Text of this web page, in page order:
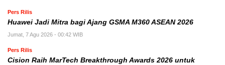
Pers Rilis
Huawei Jadi Mitra bagi Ajang GSMA M360 ASEAN 2026
Jumat, 7 Agu 2026 - 00:42 WIB
Pers Rilis
Cision Raih MarTech Breakthrough Awards 2026 untuk